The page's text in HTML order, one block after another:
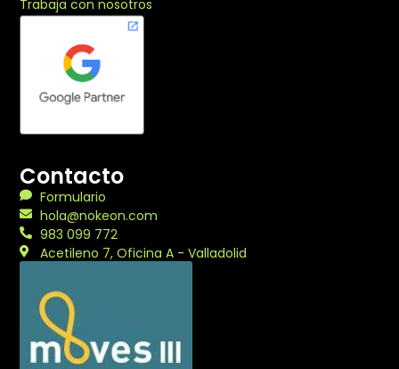
Trabaja con nosotros
Contacto
Formulario
hola@nokeon.com
983 099 772
Acetileno 7, Oficina A - Valladolid